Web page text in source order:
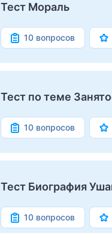
Тест Мораль
10 вопросов
Тест по теме
10 вопросов
Тест Биография
10 вопросов